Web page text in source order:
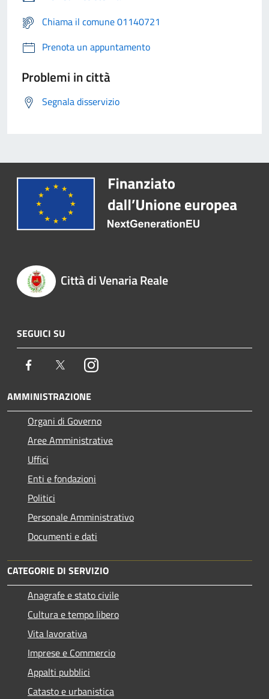
Chiama il comune 01140721
Prenota un appuntamento
Problemi in città
Segnala disservizio
Città di Venaria Reale
SEGUICI SU
Facebook TwitterInstagram
AMMINISTRAZIONE
Organi di Governo
Aree Amministrative
Uffici
Enti e fondazioni
Politici
Personale Amministrativo
Documenti e dati
CATEGORIE DI SERVIZIO
Anagrafe e stato civile
Cultura e tempo libero
Vita lavorativa
Imprese e Commercio
Appalti pubblici
Catasto e urbanistica